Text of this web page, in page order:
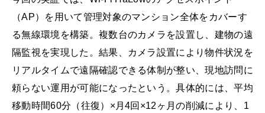
（AP）を用いて管理対象のマンション全体をカバーす
る無線環境を構築。複数台のカメラを設置し、建物の遠
隔監視を実現した。結果、カメラ設置により物件状況を
リアルタイムで遠隔確認できる体制が整い、現地訪問に
頼らない運用が可能になったという。具体的には、平均
移動時間60分（往復）×月4回×12ヶ月の削減により、1